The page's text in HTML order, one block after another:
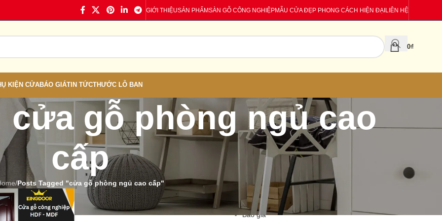
GIỚI THIỆUSẢN PHẨMSÀN GỖ CÔNG NGHIỆPMẪU CỬA ĐẸP PHONG CÁCH HIỆN ĐẠILIÊN HỆ
0₫
KIỆN CỬABÁO GIÁTIN TỨCTHƯỚC LỖ BAN
cửa gỗ phòng ngủ cao
cấp
/Posts Tagged "cửa gỗ phòng ngủ cao cấp"
CATEGORIES
Báo giá